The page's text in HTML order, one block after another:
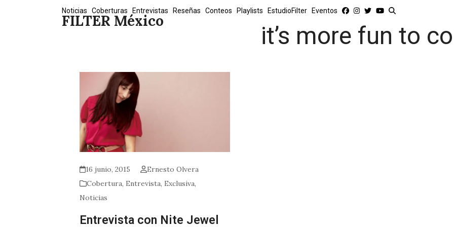
FILTER México
Noticias Coberturas Entrevistas Reseñas Conteos Playlists EstudioFilter Eventos
it’s more fun to
16 junio, 2015
Ernesto Olvera
Cobertura, Entrevista, Exclusiva,
Noticias
Entrevista con Nite Jewel